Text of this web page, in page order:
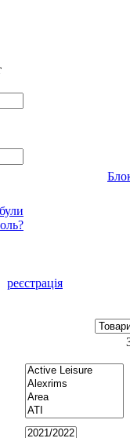
реєстрація